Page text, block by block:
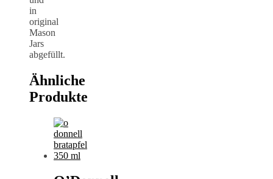
in
original
Mason
Jars
abgefüllt.
Ähnliche
Produkte